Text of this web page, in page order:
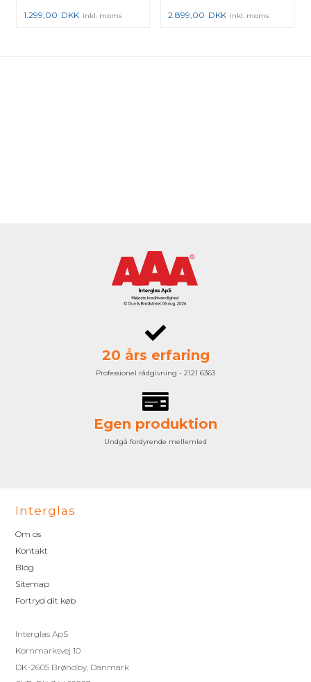
1.299,00 DKK inkl. moms 2.899,00 DKK inkl. moms
20 års erfaring
Professionel rådgivning - 2121 6363
Egen produktion
Undgå fordyrende mellemled
Interglas
Om os
Kontakt
Blog
Sitemap
Fortryd dit køb
Interglas ApS
Kornmarksvej 10
DK-2605 Brøndby, Danmark